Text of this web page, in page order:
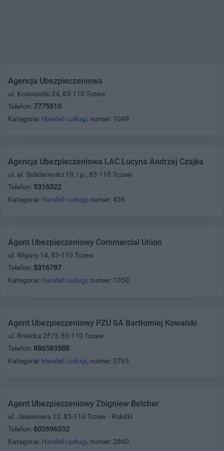
Agencja Ubezpieczeniowa
ul. Kościuszki 24, 83-110 Tczew
Telefon: 7775510
Kategoria: Handel i usługi, numer: 1049
Agencja Ubezpieczeniowa LAC Lucyna Andrzej Czajka
ul. al. Solidarności 19, I p., 83-110 Tczew
Telefon: 5316322
Kategoria: Handel i usługi, numer: 436
Agent Ubezpieczeniowy Commercial Union
ul. Wigury 14, 83-110 Tczew
Telefon: 5316787
Kategoria: Handel i usługi, numer: 1050
Agent Ubezpieczeniowy PZU SA Bartłomiej Kowalski
ul. Rokicka 2F/3, 83-110 Tczew
Telefon: 886583588
Kategoria: Handel i usługi, numer: 2763
Agent Ubezpieczeniowy Zbigniew Betcher
ul. Jesionowa 12, 83-110 Tczew - Rokitki
Telefon: 602696332
Kategoria: Handel i usługi, numer: 2860